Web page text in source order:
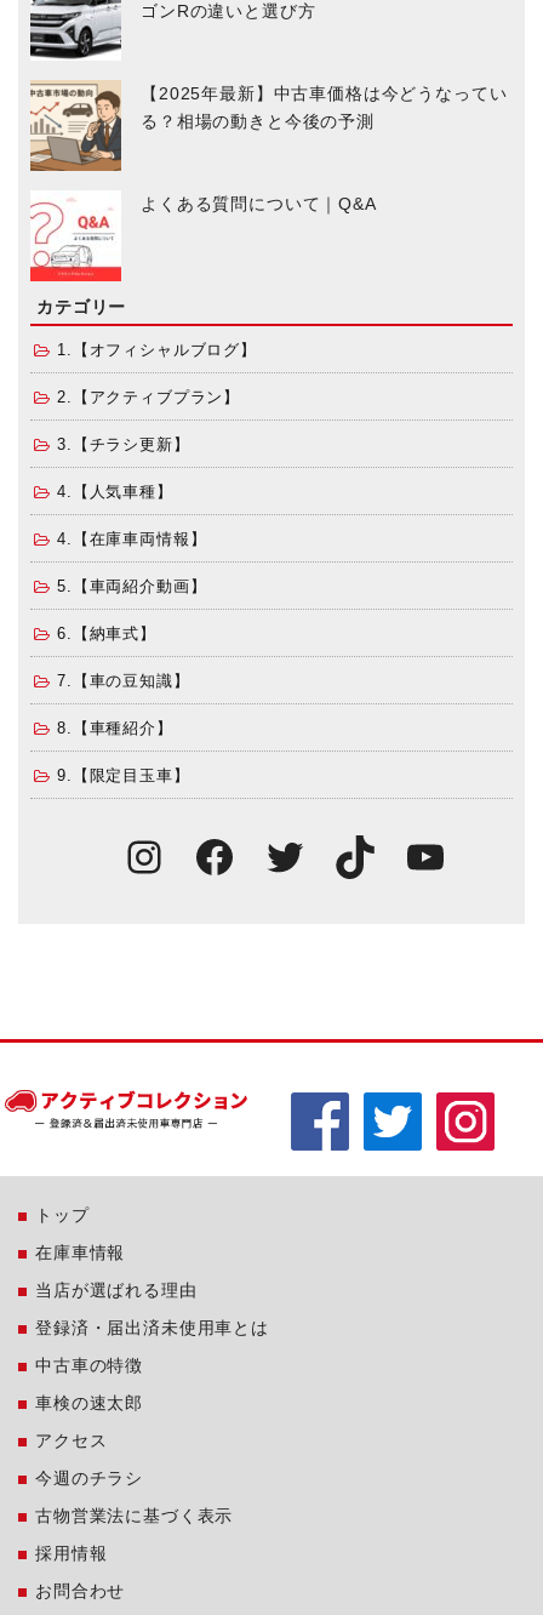
ゴンRの違いと選び方
【2025年最新】中古車価格は今どうなってい
る？相場の動きと今後の予測
よくある質問について｜Q&A
カテゴリー
1.【オフィシャルブログ】
2.【アクティブプラン】
3.【チラシ更新】
4.【人気車種】
4.【在庫車両情報】
5.【車両紹介動画】
6.【納車式】
7.【車の豆知識】
8.【車種紹介】
9.【限定目玉車】
Instagram
Facebook
TwitterTikTok
トップ
在庫車情報
当店が選ばれる理由
登録済・届出済未使用車とは
中古車の特徴
車検の速太郎
アクセス
今週のチラシ
古物営業法に基づく表示
採用情報
お問合わせ